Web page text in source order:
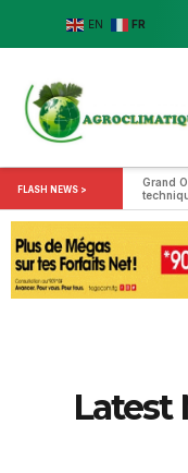
EN FR
FLASH NEWS >
Grand
Latest